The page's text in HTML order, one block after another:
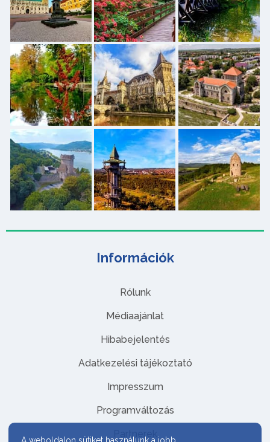
Információk
Rólunk
Médiaajánlat
Hibabejelentés
Adatkezelési tájékoztató
Impresszum
Programváltozás
Partnerek